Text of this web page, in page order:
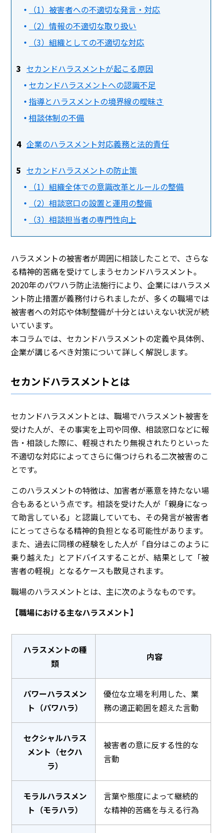
（1）被害者への不適切な発言・対応
（2）情報の不適切な取り扱い
（3）組織としての不適切な対応
セカンドハラスメントが起こる原因
セカンドハラスメントへの認識不足
指導とハラスメントの境界線の曖昧さ
相談体制の不備
企業のハラスメント対応義務と法的責任
セカンドハラスメントの防止策
（1）組織全体での意識改革とルールの整備
（2）相談窓口の設置と運用の整備
（3）相談担当者の専門性向上
ハラスメントの被害者が周囲に相談したことで、さらな
る精神的苦痛を受けてしまうセカンドハラスメント。
2020年のパワハラ防止法施行により、企業にはハラスメ
ント防止措置が義務付けられましたが、多くの職場では
被害者への対応や体制整備が十分とはいえない状況が続
いています。
本コラムでは、セカンドハラスメントの定義や具体例、
企業が講じるべき対策について詳しく解説します。
セカンドハラスメントとは
セカンドハラスメントとは、職場でハラスメント被害を
受けた人が、その事実を上司や同僚、相談窓口などに報
告・相談した際に、軽視されたり無視されたりといった
不適切な対応によってさらに傷つけられる二次被害のこ
とです。
このハラスメントの特徴は、加害者が悪意を持たない場
合もあるという点です。相談を受けた人が「親身になっ
て助言している」と認識していても、その発言が被害者
にとってさらなる精神的負担となる可能性があります。
また、過去に同様の経験をした人が「自分はこのように
乗り越えた」とアドバイスすることが、結果として「被
害者の軽視」となるケースも散見されます。
職場のハラスメントとは、主に次のようなものです。
【職場における主なハラスメント】
ハラスメントの種
類
内容
パワーハラスメン
ト（パワハラ）
優位な立場を利用した、業
務の適正範囲を超えた言動
セクシャルハラス
メント（セクハ
ラ）
被害者の意に反する性的な
言動
モラルハラスメン
ト（モラハラ）
言葉や態度によって継続的
な精神的苦痛を与える行為